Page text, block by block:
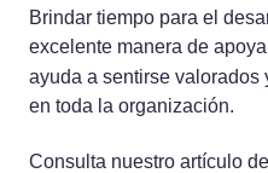
Brindar tiempo para el
excelente manera de
ayuda a sentirse valorados
en toda la organización.
Consulta nuestro artículo